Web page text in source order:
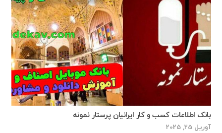
بانک اطلاعات کسب و کار ایرانیان پرستار نمونه
آوریل 25, 2025